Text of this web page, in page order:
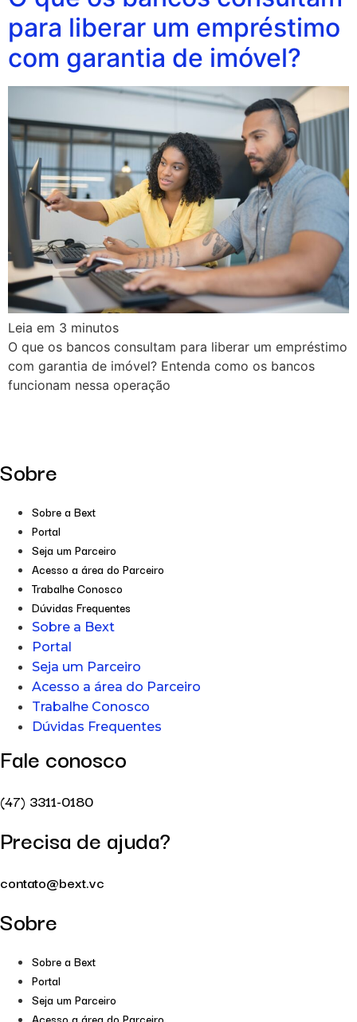
para liberar um empréstimo
com garantia de imóvel?
Leia em 3 minutos
O que os bancos consultam para liberar um empréstimo
com garantia de imóvel? Entenda como os bancos
funcionam nessa operação
Sobre
Sobre a Bext
Portal
Seja um Parceiro
Acesso a área do Parceiro
Trabalhe Conosco
Dúvidas Frequentes
Sobre a Bext
Portal
Seja um Parceiro
Acesso a área do Parceiro
Trabalhe Conosco
Dúvidas Frequentes
Fale conosco
(47) 3311-0180
Precisa de ajuda?
contato@bext.vc
Sobre
Sobre a Bext
Portal
Seja um Parceiro